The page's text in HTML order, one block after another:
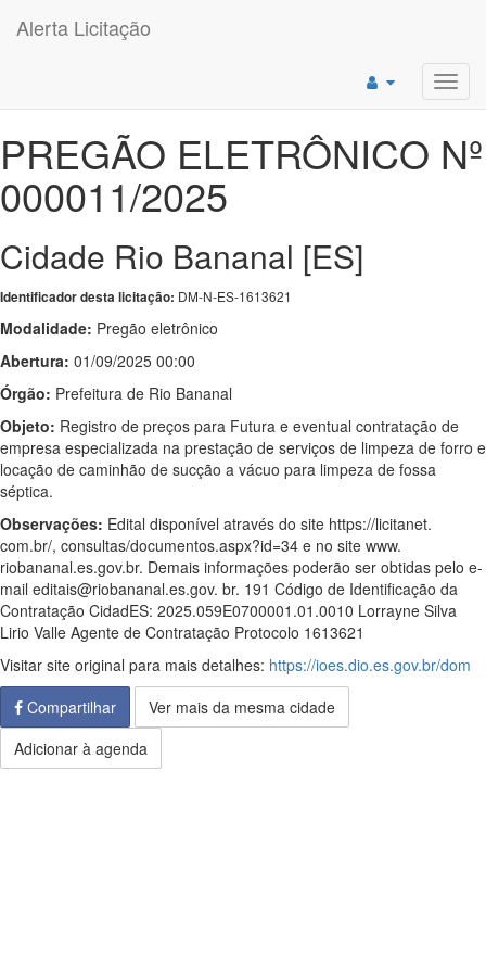
Alerta Licitação
PREGÃO ELETRÔNICO Nº
000011/2025
Cidade Rio Bananal [ES]
Identificador desta licitação: DM-N-ES-1613621
Modalidade: Pregão eletrônico
Abertura: 01/09/2025 00:00
Órgão: Prefeitura de Rio Bananal
Objeto: Registro de preços para Futura e eventual contratação de
empresa especializada na prestação de serviços de limpeza de forro e
locação de caminhão de sucção a vácuo para limpeza de fossa
séptica.
Observações: Edital disponível através do site https://licitanet.
com.br/, consultas/documentos.aspx?id=34 e no site www.
riobananal.es.gov.br. Demais informações poderão ser obtidas pelo e-
mail editais@riobananal.es.gov. br. 191 Código de Identificação da
Contratação CidadES: 2025.059E0700001.01.0010 Lorrayne Silva
Lirio Valle Agente de Contratação Protocolo 1613621
Visitar site original para mais detalhes: https://ioes.dio.es.gov.br/dom
Compartilhar
Ver mais da mesma cidade
Adicionar à agenda